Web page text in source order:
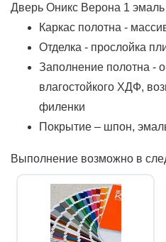
Дверь Оникс Верона 1
Каркас полотна -
Отделка - прослойка
Заполнение полотна -
влагостойкого ХДФ,
филенки
Покрытие – шпон,
Выполнение возможно в